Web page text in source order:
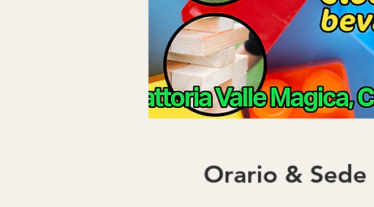
Orario & Sede